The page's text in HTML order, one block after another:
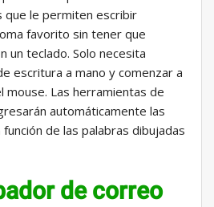
que le permiten escribir
favorito sin tener que
un teclado. Solo necesita
escritura a mano y comenzar a
mouse. Las herramientas de
automáticamente las
de las palabras dibujadas
de correo